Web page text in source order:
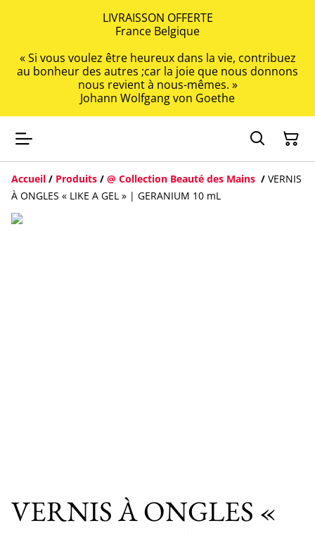
LIVRAISSON OFFERTE
France Belgique
« Si vous voulez être heureux dans la vie, contribuez
au bonheur des autres ;car la joie que nous donnons
nous revient à nous-mêmes. »
Johann Wolfgang von Goethe
Accueil / Produits / @ Collection Beauté des Mains / VERNIS
À ONGLES « LIKE A GEL » | GERANIUM 10 mL
VERNIS À ONGLES «